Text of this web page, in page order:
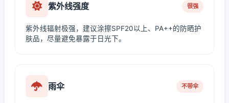
紫外线强度 很强
紫外线辐射极强，建议涂擦SPF20以上、PA++的防晒护
肤品，尽量避免暴露于日光下。
雨伞 不带伞